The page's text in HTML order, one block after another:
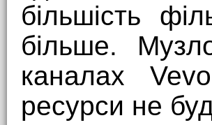
більшість
більше.
каналах
ресурси не